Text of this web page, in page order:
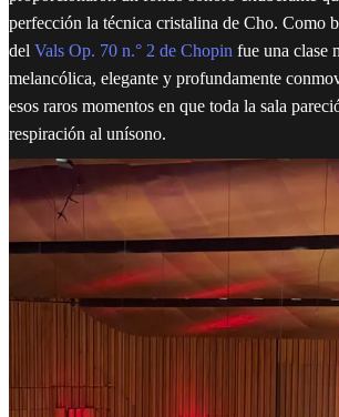
perfección la técnica cristalina de Cho. Como
del Vals Op. 70 n.° 2 de Chopin fue una clase
melancólica, elegante y profundamente
esos raros momentos en que toda la sala
respiración al unísono.